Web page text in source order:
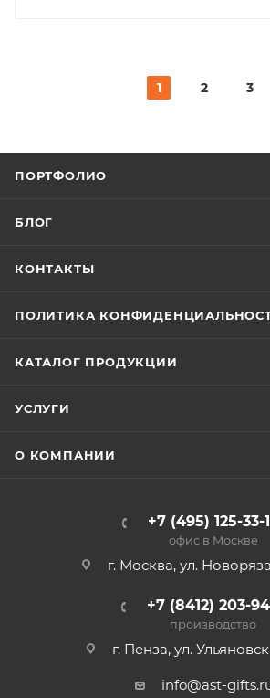
1 2 3
ПОРТФОЛИО
БЛОГ
КОНТАКТЫ
ПОЛИТИКА
КАТАЛОГ ПРОДУКЦИИ
УСЛУГИ
О КОМПАНИИ
+7 (495) 125-33-
офис в Москве
г. Москва, ул.
+7 (8412) 203-
производство
г. Пенза, ул.
info@ast-